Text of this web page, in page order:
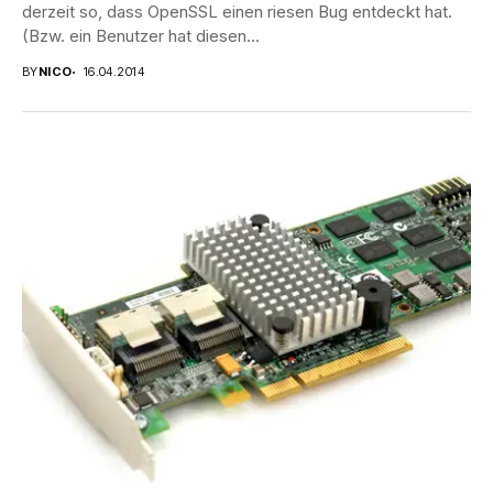
derzeit so, dass OpenSSL einen riesen Bug entdeckt hat.
(Bzw. ein Benutzer hat diesen...
BYNICO 16.04.2014